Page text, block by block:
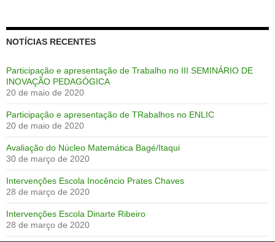
NOTÍCIAS RECENTES
Participação e apresentação de Trabalho no III SEMINÁRIO DE
INOVAÇÃO PEDAGÓGICA
20 de maio de 2020
Participação e apresentação de TRabalhos no ENLIC
20 de maio de 2020
Avaliação do Núcleo Matemática Bagé/Itaqui
30 de março de 2020
Intervenções Escola Inocêncio Prates Chaves
28 de março de 2020
Intervenções Escola Dinarte Ribeiro
28 de março de 2020